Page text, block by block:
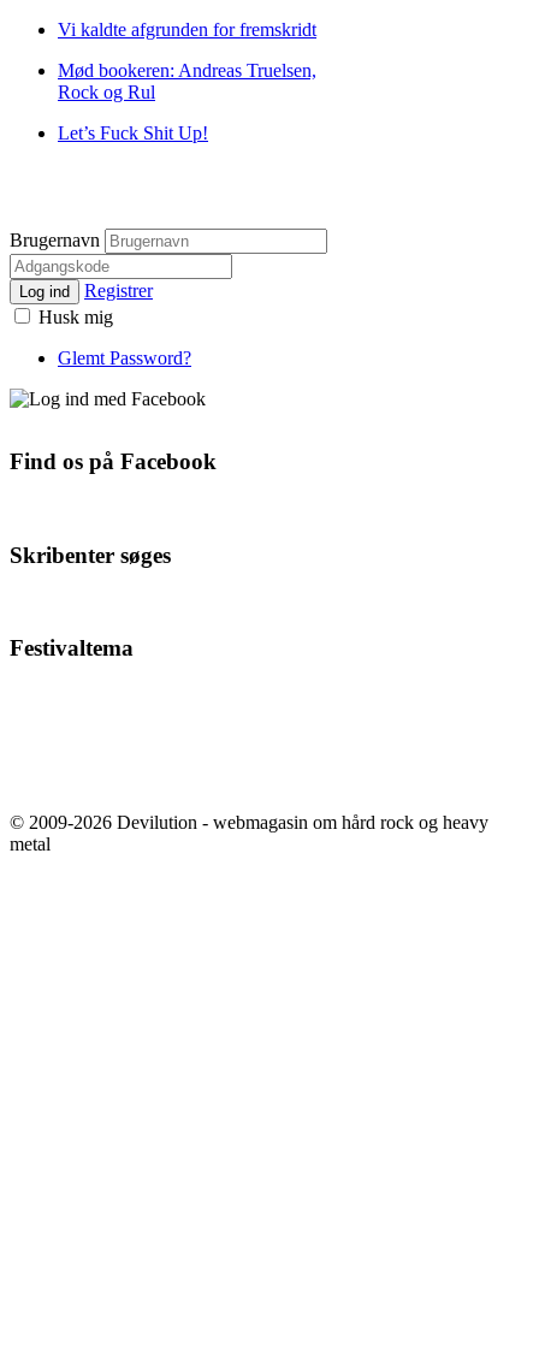
Vi kaldte afgrunden for fremskridt
Mød bookeren: Andreas Truelsen,
Rock og Rul
Let’s Fuck Shit Up!
Brugernavn
Log ind
Registrer
Husk mig
Glemt Password?
Find os på Facebook
Skribenter søges
Festivaltema
© 2009-2026 Devilution - webmagasin om hård rock og heavy
metal